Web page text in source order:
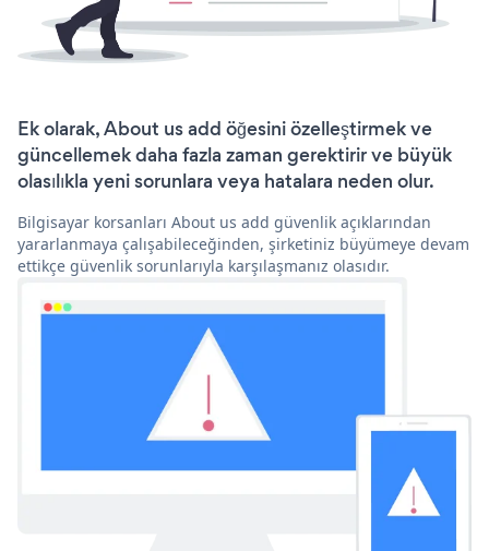
Ek olarak, About us add öğesini özelleştirmek ve
güncellemek daha fazla zaman gerektirir ve büyük
olasılıkla yeni sorunlara veya hatalara neden olur.
Bilgisayar korsanları About us add güvenlik açıklarından
yararlanmaya çalışabileceğinden, şirketiniz büyümeye devam
ettikçe güvenlik sorunlarıyla karşılaşmanız olasıdır.